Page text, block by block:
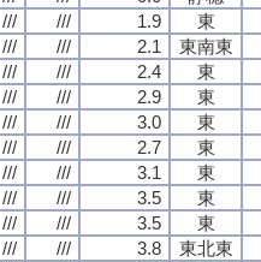
/// /// 1.9
東
/// /// 2.1
東南東
/// /// 2.4
東
/// /// 2.9
東
/// /// 3.0
東
/// /// 2.7
東
/// /// 3.1
東
/// /// 3.5
東
/// /// 3.5
東
/// /// 3.8
東北東